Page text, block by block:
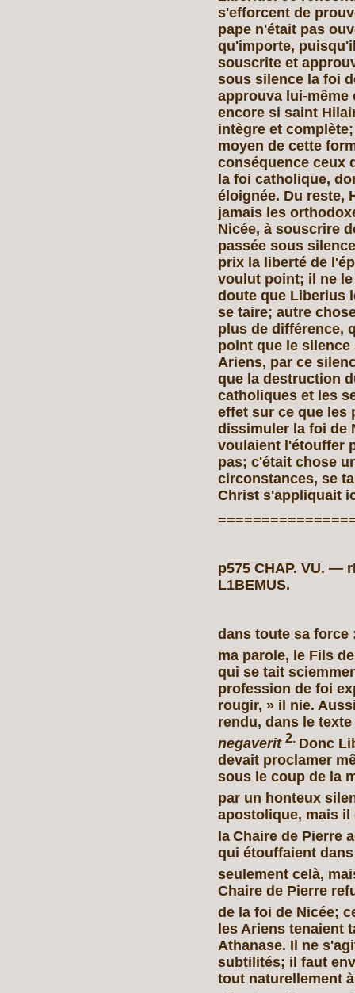
s'efforcent de
pape n'était pas
qu'importe,
souscrite et
sous silence la foi
approuva lui-même
encore si saint
intègre et
moyen de cette
conséquence ceux
la foi catholique,
éloignée. Du reste,
jamais les
Nicée, à souscrire
passée sous
prix la liberté de
voulut point; il ne
doute que Liberius
se taire; autre
plus de différence,
point que le
Ariens, par ce
que la destruction
catholiques et les
effet sur ce que les
dissimuler la foi de
voulaient l'étouffer
pas; c'était chose
circonstances, se
Christ s'appliquait
p575 CHAP. VU.
L1BEMUS.
dans toute sa force
ma parole, le Fils
qui se tait
profession de foi
rougir, » il nie.
rendu, dans le
negaverit 2. Donc
devait proclamer
sous le coup de la
par un honteux
apostolique, mais
la Chaire de Pierre
qui étouffaient
seulement celà,
Chaire de Pierre
de la foi de Nicée;
les Ariens tenaient
Athanase. Il ne
subtilités; il faut
tout naturellement